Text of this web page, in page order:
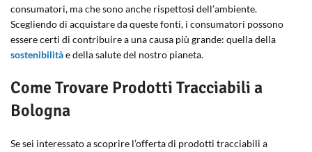
consumatori, ma che sono anche rispettosi dell’ambiente.
Scegliendo di acquistare da queste fonti, i consumatori possono
essere certi di contribuire a una causa più grande: quella della
sostenibilitàe della salute del nostro pianeta.
Come Trovare Prodotti Tracciabili a
Bologna
Se sei interessato a scoprire l’offerta di prodotti tracciabili a